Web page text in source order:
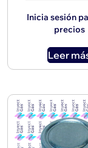
Inicia sesión
precios
Leer